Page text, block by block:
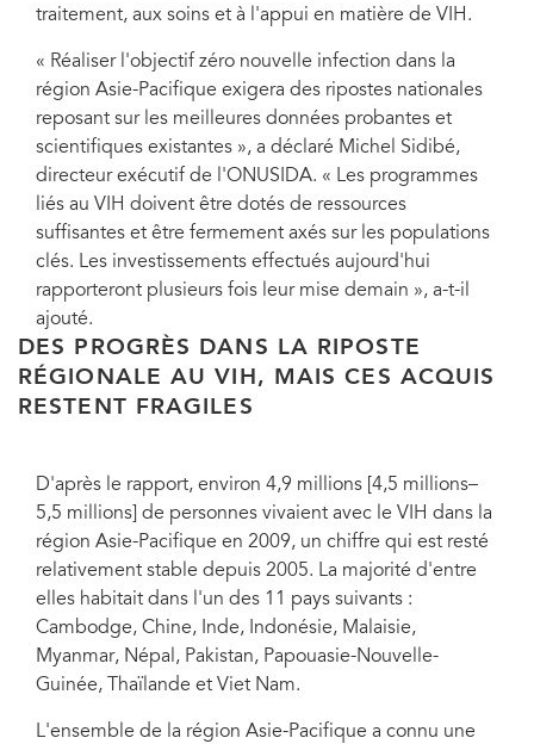
traitement, aux soins et à l'appui en matière de VIH.
« Réaliser l'objectif zéro nouvelle infection dans la
région Asie-Pacifique exigera des ripostes nationales
reposant sur les meilleures données probantes et
scientifiques existantes », a déclaré Michel Sidibé,
directeur exécutif de l'ONUSIDA. « Les programmes
liés au VIH doivent être dotés de ressources
suffisantes et être fermement axés sur les populations
clés. Les investissements effectués aujourd'hui
rapporteront plusieurs fois leur mise demain », a-t-il
ajouté.
DES PROGRÈS DANS LA RIPOSTE
RÉGIONALE AU VIH, MAIS CES ACQUIS
RESTENT FRAGILES
D'après le rapport, environ 4,9 millions [4,5 millions–
5,5 millions] de personnes vivaient avec le VIH dans la
région Asie-Pacifique en 2009, un chiffre qui est resté
relativement stable depuis 2005. La majorité d'entre
elles habitait dans l'un des 11 pays suivants :
Cambodge, Chine, Inde, Indonésie, Malaisie,
Myanmar, Népal, Pakistan, Papouasie-Nouvelle-
Guinée, Thaïlande et Viet Nam.
L'ensemble de la région Asie-Pacifique a connu une